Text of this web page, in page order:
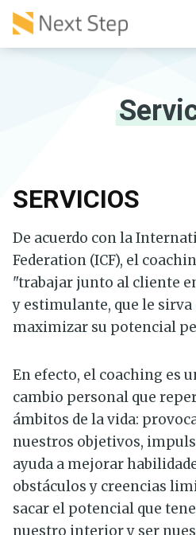
SERVICIOS
De acuerdo con la
Federation (ICF), el
"trabajar junto al cliente
y estimulante, que le
maximizar su potencial
En efecto, el coaching es
cambio personal que
ámbitos de la vida:
nuestros objetivos,
ayuda a mejorar
obstáculos y creencias
sacar el potencial que
nuestro interior y ser